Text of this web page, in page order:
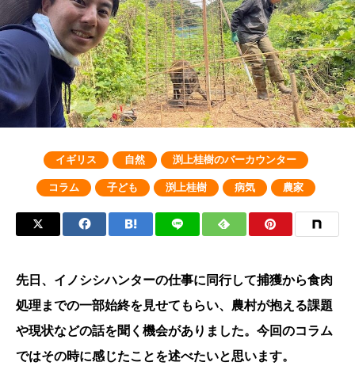
イギリス 自然 渕上桂樹のバーカウンター
コラム 子ども 渕上桂樹 病気 農家
先日、イノシシハンターの仕事に同行して捕獲から食肉
処理までの一部始終を見せてもらい、農村が抱える課題
や現状などの話を聞く機会がありました。今回のコラム
ではその時に感じたことを述べたいと思います。